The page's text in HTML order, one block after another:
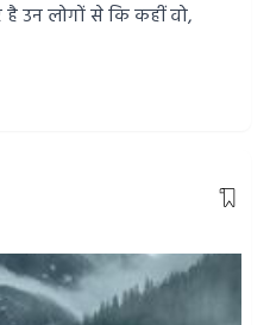
है उन लोगों से कि कहीं वो,